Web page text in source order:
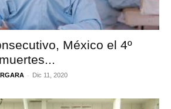
México el 4º
- Dic 11, 2020